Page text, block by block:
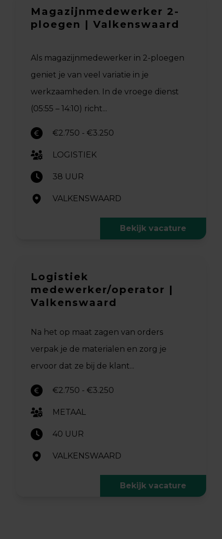
Magazijnmedewerker 2-
ploegen | Valkenswaard
Als magazijnmedewerker in 2-ploegen
geniet je van veel variatie in je
werkzaamheden. In de vroege dienst
(05:55 – 14:10) richt...
€2.750 - €3.250
LOGISTIEK
38 UUR
VALKENSWAARD
Bekijk vacature
Logistiek
medewerker/operator |
Valkenswaard
Na het op maat zagen van orders
verpak je de materialen en zorg je
ervoor dat ze bij de klant...
€2.750 - €3.250
METAAL
40 UUR
VALKENSWAARD
Bekijk vacature